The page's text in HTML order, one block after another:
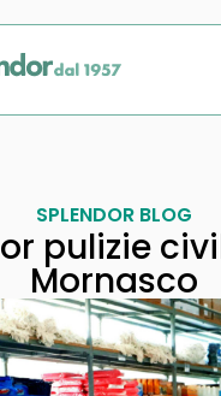
SPLENDOR BLOG
pulizie
Mornasco